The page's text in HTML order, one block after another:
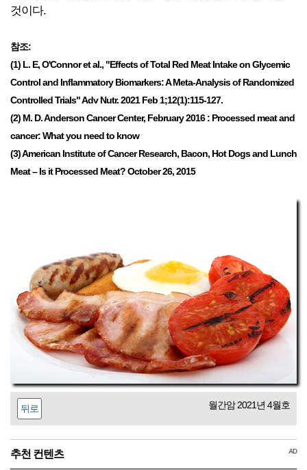
것이다.
참조:
(1) L. E, O'Connor et al., "Effects of Total Red Meat Intake on Glycemic
Control and Inflammatory Biomarkers: A Meta-Analysis of Randomized
Controlled Trials" Adv Nutr. 2021 Feb 1;12(1):115-127.
(2) M. D. Anderson Cancer Center, February 2016 : Processed meat and
cancer: What you need to know
(3) American Institute of Cancer Research, Bacon, Hot Dogs and Lunch
Meat – Is it Processed Meat? October 26, 2015
뒤로 월간암 2021년 4월호
추천 컨텐츠 AD